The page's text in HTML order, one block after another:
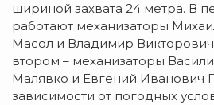
шириной захвата 24 метра. В
работают механизаторы
Масол и Владимир
втором – механизаторы
Малявко и Евгений Иванович
зависимости от погодных